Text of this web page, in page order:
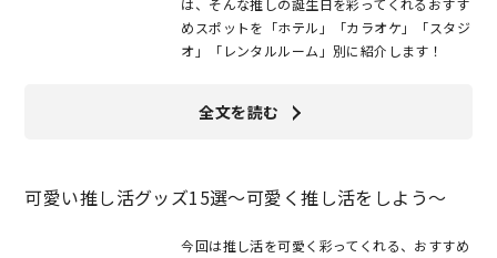
は、そんな推しの誕生日を彩ってくれるおすす
めスポットを「ホテル」「カラオケ」「スタジ
オ」「レンタルルーム」別に紹介します！
全文を読む
可愛い推し活グッズ15選～可愛く推し活をしよう～
今回は推し活を可愛く彩ってくれる、おすすめ